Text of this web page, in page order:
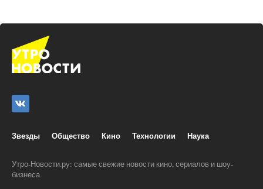
Звезды Общество Кино Технологии Наука
Утро-Новости.ру: самые свежие новости кино, сериалов и шоу-
бизнеса